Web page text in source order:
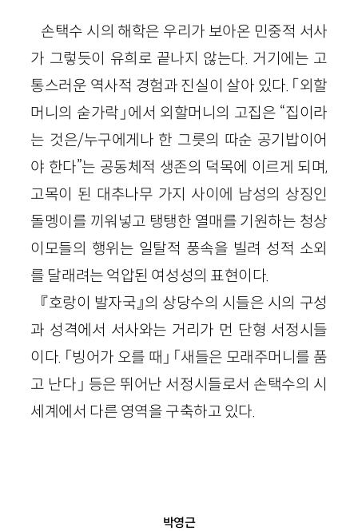
손택수 시의 해학은 우리가 보아온 민중적 서사
가 그렇듯이 유희로 끝나지 않는다. 거기에는 고
통스러운 역사적 경험과 진실이 살아 있다. 「외할
머니의 숟가락」에서 외할머니의 고집은 “집이라
는 것은/누구에게나 한 그릇의 따순 공기밥이어
야 한다”는 공동체적 생존의 덕목에 이르게 되며,
고목이 된 대추나무 가지 사이에 남성의 상징인
돌멩이를 끼워넣고 탱탱한 열매를 기원하는 청상
이모들의 행위는 일탈적 풍속을 빌려 성적 소외
를 달래려는 억압된 여성성의 표현이다.
『호랑이 발자국』의 상당수의 시들은 시의 구성
과 성격에서 서사와는 거리가 먼 단형 서정시들
이다. 「빙어가 오를 때」 「새들은 모래주머니를 품
고 난다」 등은 뛰어난 서정시들로서 손택수의 시
세계에서 다른 영역을 구축하고 있다.
박영근